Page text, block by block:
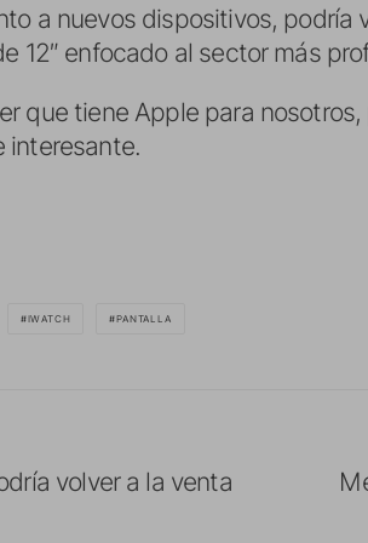
a nuevos dispositivos, podría
12″ enfocado al sector más
que tiene Apple para
interesante.
IWATCH PANTALLA
volver a la venta